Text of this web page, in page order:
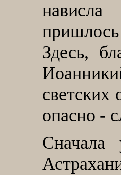
нависла
Здесь,
светских
опасно -